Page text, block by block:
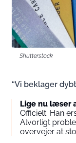
Shutterstock
“Vi beklager
Lige nu læser
Officielt: Han
Alvorligt
overvejer at